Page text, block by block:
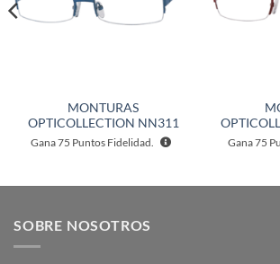
MONTURAS
OPTICOLLECTION NN311
Gana75 Puntos Fidelidad. Gana75
SOBRE NOSOTROS